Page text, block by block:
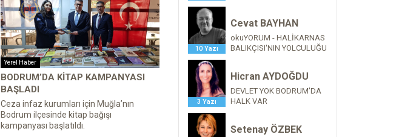
Yerel Haber
BODRUM’DA KITAP KAMPANYASI
BAŞLADI
Ceza infaz kurumları için Muğla’nın
Bodrum ilçesinde kitap bağışı
kampanyası başlatıldı.
10 Yazı
Cevat BAYHAN
okuYORUM - HALİKARNAS
BALIKÇISI'NIN YOLCULUĞU
3 Yazı
Hicran AYDOĞDU
DEVLET YOK BODRUM'DA
HALK VAR
Setenay ÖZBEK